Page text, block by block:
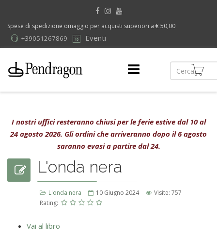
Spese di spedizione omaggio per acquisti superiori a € 50,00
Eventi
+39051267869
I nostri uffici resteranno chiusi per le ferie estive dal 10 al
24 agosto 2026. Gli ordini che arriveranno dopo il 6 agosto
saranno evasi a partire dal 24.
L'onda nera
L'onda nera 10 Giugno 2024
Visite: 757
Rating:
Vai al libro